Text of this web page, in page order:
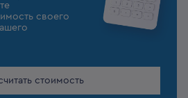
своего
стоимость